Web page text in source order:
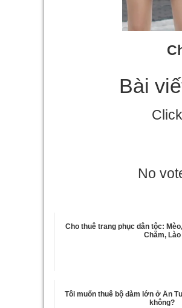
Bài
No
Cho thuê trang phục dân tộc:
Chăm, Lào
Tôi muốn thuê bộ đàm lớn ở Ấn
không?